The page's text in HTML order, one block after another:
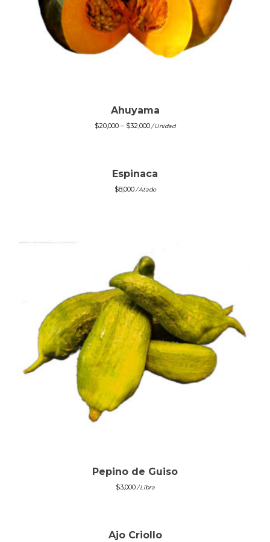
Ahuyama
$20,000 – $32,000/ Unidad
Espinaca
$8,000/ Atado
Pepino de Guiso
$3,000/ Libra
Ajo Criollo